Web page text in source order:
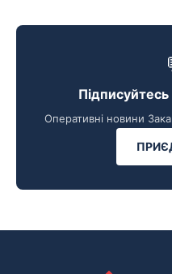
Оперативні новини